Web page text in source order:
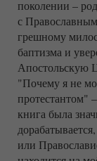
поколении –
с
грешному
баптизма и
Апостольскую
"Почему я не
протестантом"
книга была
или